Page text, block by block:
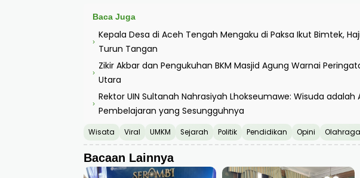
Baca Juga
›
Kepala Desa di Aceh Tengah Mengaku di Paksa Ikut Bimtek,
Turun Tangan
›
Zikir Akbar dan Pengukuhan BKM Masjid Agung Warnai
Utara
›
Rektor UIN Sultanah Nahrasiyah Lhokseumawe: Wisuda adalah
Pembelajaran yang Sesungguhnya
Wisata Viral UMKM Sejarah Politik Pendidikan Opini Olahraga
Bacaan Lainnya